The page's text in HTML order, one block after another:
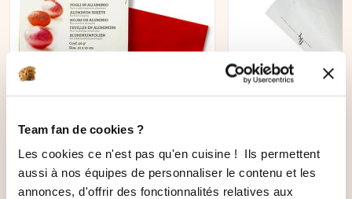
Team fan de cookies ?
Les cookies ce n'est pas qu'en cuisine ! Ils permettent
aussi à nos équipes de personnaliser le contenu et les
annonces, d'offrir des fonctionnalités relatives aux
150 feuilles d'aluminium
rouge 50gr
Poche à